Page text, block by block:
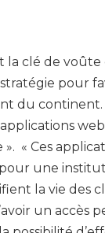
la clé de
pour
du continent.
». « Ces
une
la vie des
un accès